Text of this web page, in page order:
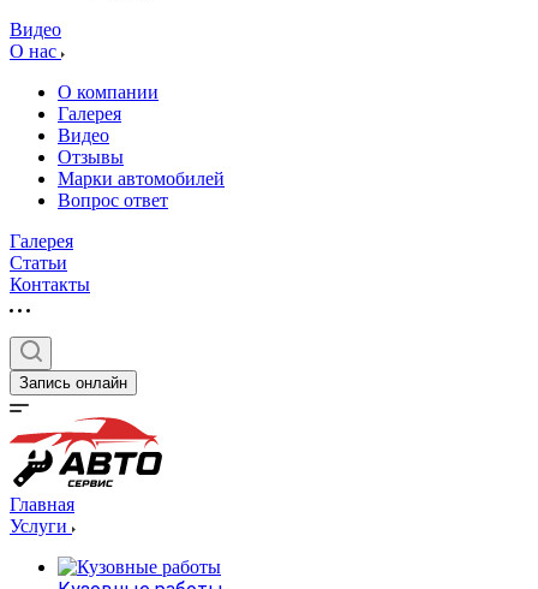
Видео
О нас
О компании
Галерея
Видео
Отзывы
Марки автомобилей
Вопрос ответ
Галерея
Статьи
Контакты
Запись онлайн
Главная
Услуги